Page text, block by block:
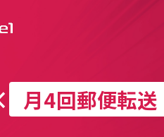
⽉4回郵便転送